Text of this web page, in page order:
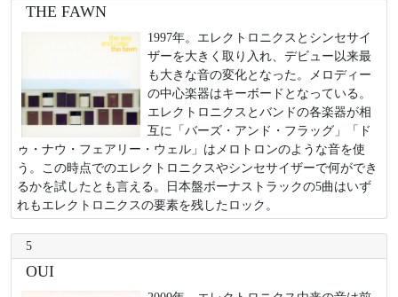
THE FAWN
1997年。エレクトロニクスとシンセサイ
ザーを大きく取り入れ、デビュー以来最
も大きな音の変化となった。メロディー
の中心楽器はキーボードとなっている。
エレクトロニクスとバンドの各楽器が相
互に「バーズ・アンド・フラッグ」「ド
ゥ・ナウ・フェアリー・ウェル」はメロトロンのような音を使
う。この時点でのエレクトロニクスやシンセサイザーで何ができ
るかを試したとも言える。日本盤ボーナストラックの5曲はいず
れもエレクトロニクスの要素を残したロック。
5
OUI